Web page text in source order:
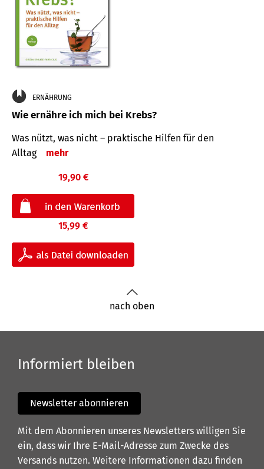
ERNÄHRUNG
Wie ernähre ich mich bei Krebs?
Was nützt, was nicht – praktische Hilfen für den
Alltag
mehr
19,90 €
15,99 €
nach oben
Informiert bleiben
Newsletter abonnieren
Mit dem Abonnieren unseres Newsletters willigen Sie
ein, dass wir Ihre E-Mail-Adresse zum Zwecke des
Versands nutzen. Weitere Informationen dazu finden